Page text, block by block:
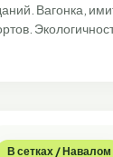
Вагонка,
В сетках / Навалом